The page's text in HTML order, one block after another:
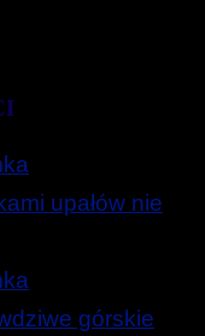
upałów nie
górskie